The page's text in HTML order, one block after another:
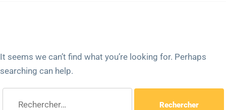
It seems we can’t find what you’re looking for. Perhaps
searching can help.